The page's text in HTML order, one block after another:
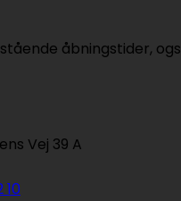
åbningstider,
Vej 39 A